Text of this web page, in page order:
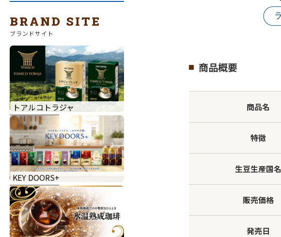
BRAND SITE
ブランドサイト
トアルコトラジャ
KEY DOORS+
商品概要
商品名
特徴
生豆生産国名
販売価格
発売日